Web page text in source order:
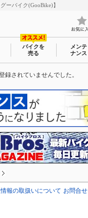
ーバイク(GooBike)】
バイクを
売る
メンテ
ナンス
録されていませんでした。
報の取扱いについて お問合せ